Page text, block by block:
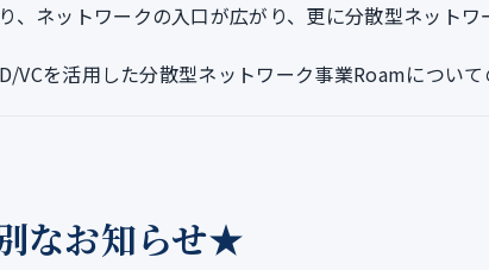
、ネットワークの入口が広がり、更に分散型ネットワ
VCを活用した分散型ネットワーク事業Roamについて
なお知らせ★